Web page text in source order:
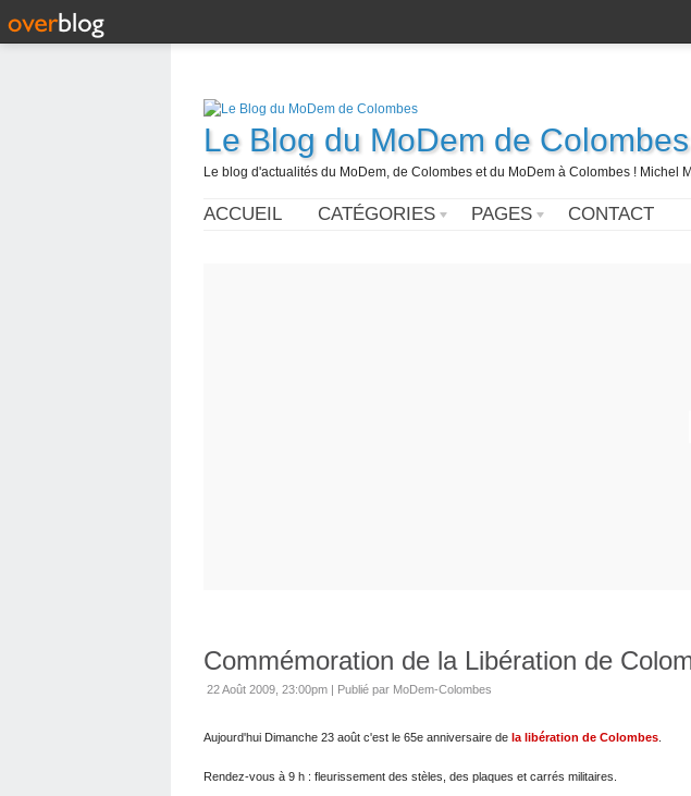
Le Blog du MoDem de Colombes
Le blog d'actualités du MoDem, de Colombes et du MoDem à Colombes !
ACCUEIL CATÉGORIES PAGES CONTACT
Commémoration de la Libération de
22 Août 2009, 23:00pm | Publié par MoDem-Colombes
Aujourd'hui Dimanche 23 août c'est le 65e anniversaire de la libération de Colombes
Rendez-vous à 9 h : fleurissement des stèles, des plaques et carrés militaires.